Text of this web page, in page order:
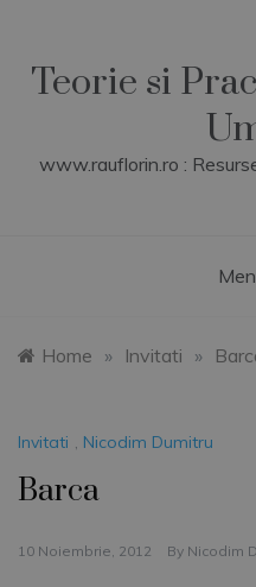
contentTeorie si
www.rauflorin.ro :
Home » Invitati »
Invitati , Nicodim Dumitru
Barca
10 Noiembrie, 2012 By Nicodim